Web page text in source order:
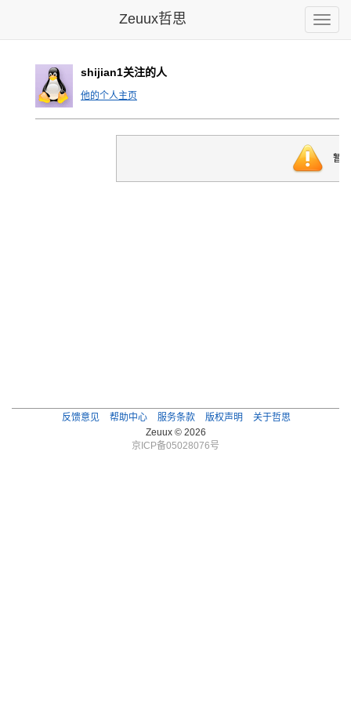
Toggle
Zeuux哲思
shijian1关注的人
他的个人主页
暂
反馈意见 帮助中心 服务条款 版权声明
关于哲思
Zeuux © 2026
京ICP备05028076号